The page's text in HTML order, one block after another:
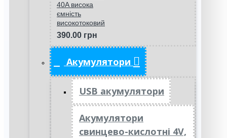
40A висока
ємність
високотоковий
390.00 грн
Акумулятори
USB акумулятори
Акумулятори
свинцево-кислотні 4V,